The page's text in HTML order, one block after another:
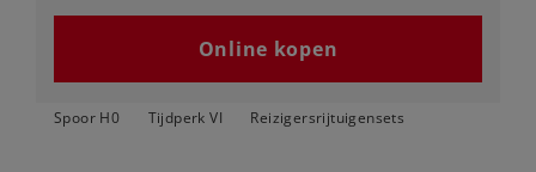
Online kopen
Spoor H0 Tijdperk VI Reizigersrijtuigensets